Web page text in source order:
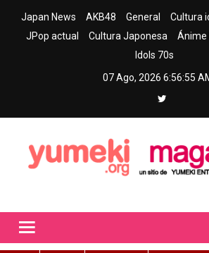
Japan News AKB48 General Cultura
JPop actual
Cultura Japonesa Ánime
Idols 70s
07 Ago, 2026 6:56:56